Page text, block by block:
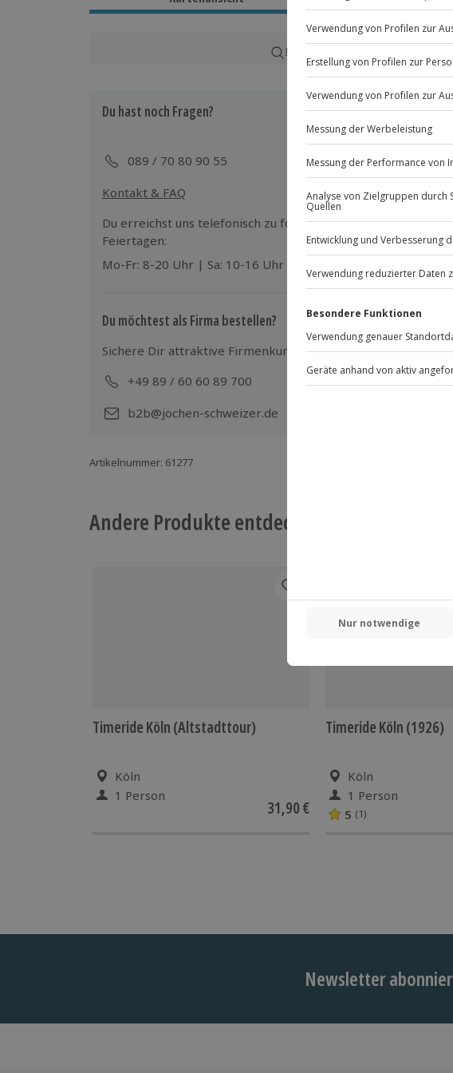
Ca. 1 Stunde
Ganzjährig zu bestimmten Terminen verfügbar
Teilnahmebedingungen
Ausrüstung & Kleidung
Mitzubringen: wettergerechte Kleidung (da die Tour
Karte in Großansicht
Du hast noch Fragen?
089 / 70 80 90 55
Kontakt & FAQ
Jochen
81671
München
Du erreichst uns telefonisch zu folgenden Zeiten, außer an
Feiertagen:
Mo-Fr: 8-20 Uhr | Sa: 10-16 Uhr
Du möchtest als Firma bestellen?
Sichere Dir attraktive Firmenkunden Vorteile.
+49 89 / 60 60 89 700
Mo-Fr: 9-17 Uhr
b2b@jochen-schweizer.de
Artikelnummer: 61277
Andere Produkte entdecken
Timeride Köln (Altstadttour)
Köln
1 Person
31,90 €
Timeride Köln (1926)
Köln
1 Person
5 (1)
Newsletter